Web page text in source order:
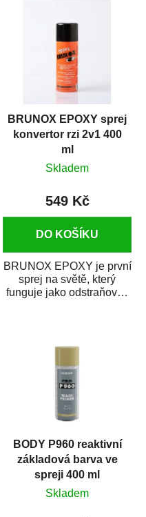
BRUNOX EPOXY sprej
konvertor rzi 2v1 400
ml
Skladem
549 Kč
DO KOŠÍKU
BRUNOX EPOXY je první
sprej na světě, který
funguje jako odstraňovač
BODY P960 reaktivní
základová barva ve
spreji 400 ml
Skladem